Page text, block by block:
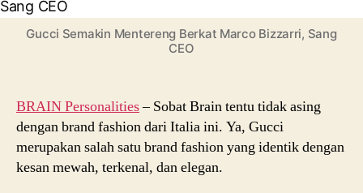
Marco
Gucci Semakin Mentereng Berkat Marco Bizzarri, Sang
CEO
BRAIN Personalities– Sobat Brain tentu tidak asing
dengan brand fashion dari Italia ini. Ya, Gucci
merupakan salah satu brand fashion yang identik dengan
kesan mewah, terkenal, dan elegan.